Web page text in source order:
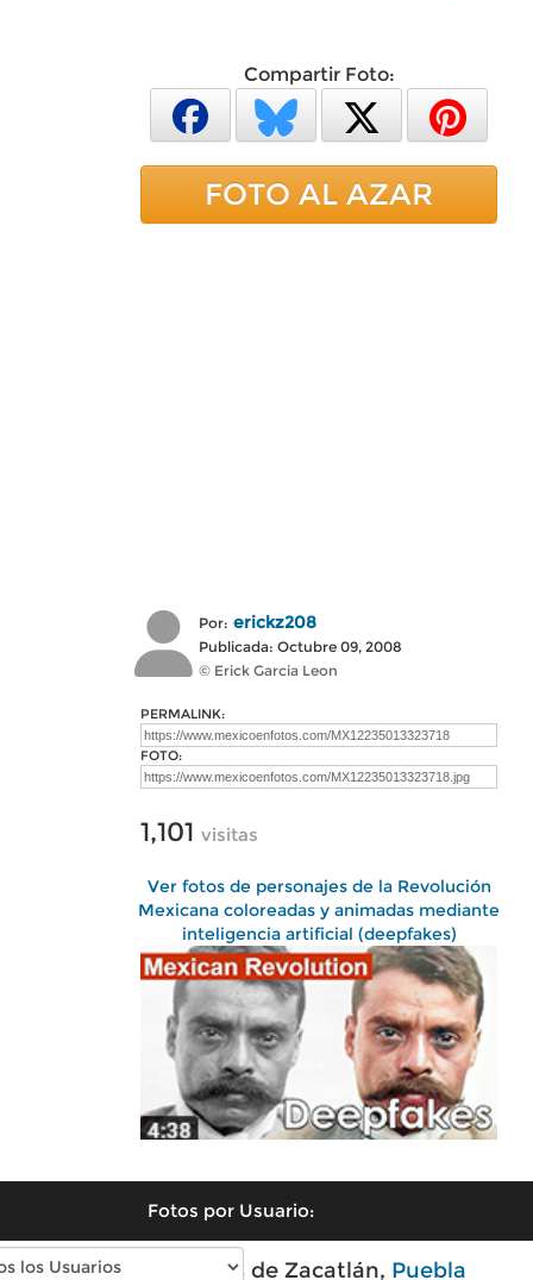
Compartir Foto:
FOTO AL AZAR
Por: erickz208
Publicada: Octubre 09, 2008
© Erick Garcia Leon
PERMALINK:
FOTO:
1,101 visitas
Ver fotos de personajes de la Revolución
Mexicana coloreadas y animadas mediante
inteligencia artificial (deepfakes)
Fotos por Usuario:
Fotos modernas de Zacatlán, Puebla